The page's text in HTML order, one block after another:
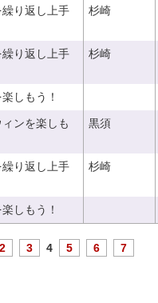
り返し上手
杉崎
り返し上手
杉崎
しもう！
ンを楽しも
黒須
り返し上手
杉崎
しもう！
2 3 4 5 6 7